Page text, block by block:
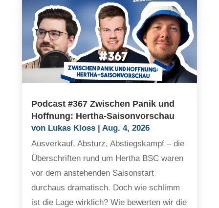
Podcast #367 Zwischen Panik und
Hoffnung: Hertha-Saisonvorschau
von Lukas Kloss| Aug. 4, 2026
Ausverkauf, Absturz, Abstiegskampf – die
Überschriften rund um Hertha BSC waren
vor dem anstehenden Saisonstart
durchaus dramatisch. Doch wie schlimm
ist die Lage wirklich? Wie bewerten wir die